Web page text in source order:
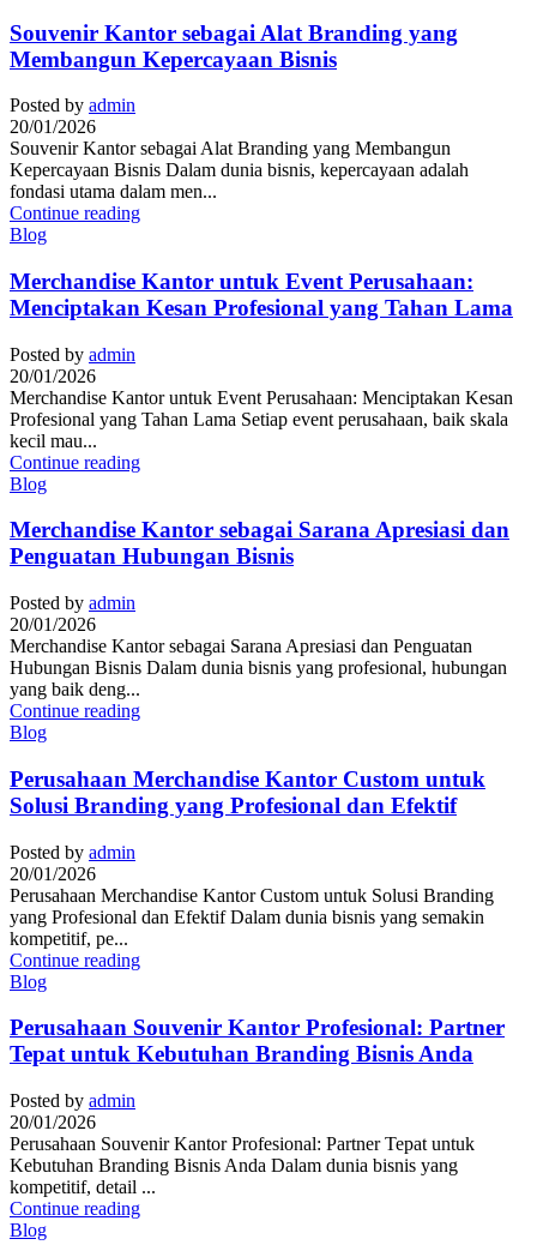
Souvenir Kantor sebagai Alat Branding yang
Membangun Kepercayaan Bisnis
Posted by admin
20/01/2026
Souvenir Kantor sebagai Alat Branding yang Membangun
Kepercayaan Bisnis Dalam dunia bisnis, kepercayaan adalah
fondasi utama dalam men...
Continue reading
Blog
Merchandise Kantor untuk Event Perusahaan:
Menciptakan Kesan Profesional yang Tahan Lama
Posted by admin
20/01/2026
Merchandise Kantor untuk Event Perusahaan: Menciptakan Kesan
Profesional yang Tahan Lama Setiap event perusahaan, baik skala
kecil mau...
Continue reading
Blog
Merchandise Kantor sebagai Sarana Apresiasi dan
Penguatan Hubungan Bisnis
Posted by admin
20/01/2026
Merchandise Kantor sebagai Sarana Apresiasi dan Penguatan
Hubungan Bisnis Dalam dunia bisnis yang profesional, hubungan
yang baik deng...
Continue reading
Blog
Perusahaan Merchandise Kantor Custom untuk
Solusi Branding yang Profesional dan Efektif
Posted by admin
20/01/2026
Perusahaan Merchandise Kantor Custom untuk Solusi Branding
yang Profesional dan Efektif Dalam dunia bisnis yang semakin
kompetitif, pe...
Continue reading
Blog
Perusahaan Souvenir Kantor Profesional: Partner
Tepat untuk Kebutuhan Branding Bisnis Anda
Posted by admin
20/01/2026
Perusahaan Souvenir Kantor Profesional: Partner Tepat untuk
Kebutuhan Branding Bisnis Anda Dalam dunia bisnis yang
kompetitif, detail ...
Continue reading
Blog